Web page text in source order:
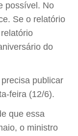
possível. No
Se o relatório
do
publicar
feira (12/6).
que essa
o ministro